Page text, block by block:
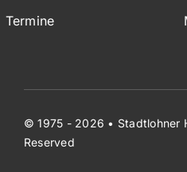
Termine
© 1975 - 2026 • Stadtlohner
Reserved